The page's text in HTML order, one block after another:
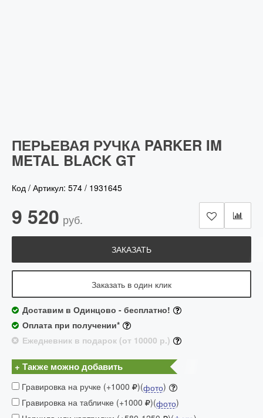
ПЕРЬЕВАЯ РУЧКА PARKER IM
METAL BLACK GT
Код / Артикул: 574 / 1931645
9 520 руб.
ЗАКАЗАТЬ
Заказать в один клик
Доставим в Одинцово - бесплатно!
Оплата при получении*
Ежедневник в подарок (от 10000 р.)
+ Также можно добавить
Гравировка на ручке (+1000 )(фото)
Гравировка на табличке (+1000
)(фото)